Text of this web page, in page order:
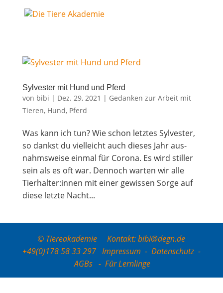
Syl­ves­ter mit Hund und Pferd
von bibi | Dez. 29, 2021 | Gedanken zur Arbeit mit
Tieren, Hund, Pferd
Was kann ich tun? Wie schon letz­tes Syl­ves­ter,
so dankst du viel­leicht auch die­ses Jahr aus­
nahms­wei­se ein­mal für Coro­na. Es wird stil­ler
sein als es oft war. Den­noch war­ten wir alle
Tierhalter:innen mit einer gewis­sen Sor­ge auf
die­se letz­te Nacht...
© Tiereakademie Kontakt: bibi@degn.de
+49(0)178 58 33 297 Impressum - Datenschutz-
AGBs -Für Lernlinge